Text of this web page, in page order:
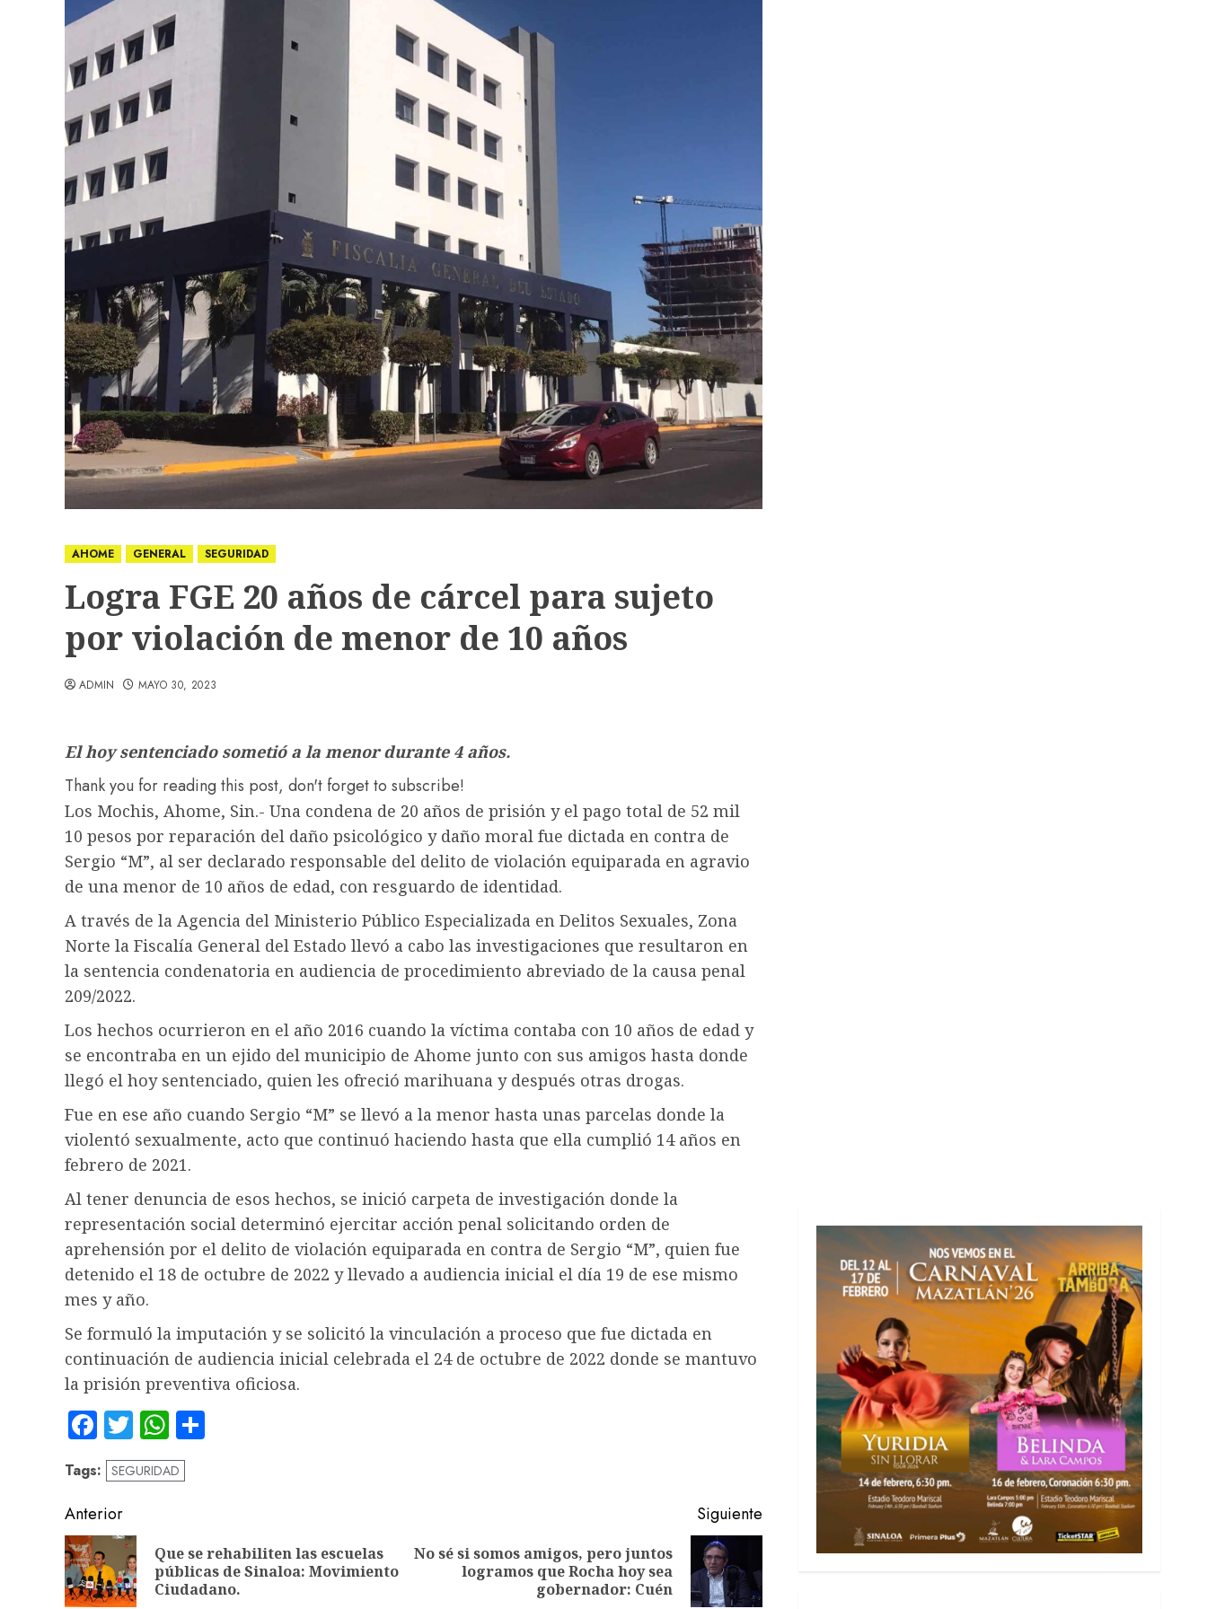
AHOME GENERAL SEGURIDAD
Logra FGE 20 años de cárcel para sujeto
por violación de menor de 10 años
ADMIN MAYO 30, 2023
El hoy sentenciado sometió a la menor durante 4 años.
Thank you for reading this post, don't forget to subscribe!
Los Mochis, Ahome, Sin.- Una condena de 20 años de prisión y el pago total de 52 mil
10 pesos por reparación del daño psicológico y daño moral fue dictada en contra de
Sergio “M”, al ser declarado responsable del delito de violación equiparada en agravio
de una menor de 10 años de edad, con resguardo de identidad.
A través de la Agencia del Ministerio Público Especializada en Delitos Sexuales, Zona
Norte la Fiscalía General del Estado llevó a cabo las investigaciones que resultaron en
la sentencia condenatoria en audiencia de procedimiento abreviado de la causa penal
209/2022.
Los hechos ocurrieron en el año 2016 cuando la víctima contaba con 10 años de edad y
se encontraba en un ejido del municipio de Ahome junto con sus amigos hasta donde
llegó el hoy sentenciado, quien les ofreció marihuana y después otras drogas.
Fue en ese año cuando Sergio “M” se llevó a la menor hasta unas parcelas donde la
violentó sexualmente, acto que continuó haciendo hasta que ella cumplió 14 años en
febrero de 2021.
Al tener denuncia de esos hechos, se inició carpeta de investigación donde la
representación social determinó ejercitar acción penal solicitando orden de
aprehensión por el delito de violación equiparada en contra de Sergio “M”, quien fue
detenido el 18 de octubre de 2022 y llevado a audiencia inicial el día 19 de ese mismo
mes y año.
Se formuló la imputación y se solicitó la vinculación a proceso que fue dictada en
continuación de audiencia inicial celebrada el 24 de octubre de 2022 donde se mantuvo
la prisión preventiva oficiosa.
Facebook
TwitterWhatsApp
Tags: SEGURIDAD
Navegación
de
entradas
Anterior
Entrada
Que se rehabiliten las escuelas
públicas de Sinaloa: Movimiento
Ciudadano.
Siguiente
Siguiente
No sé si somos amigos, pero juntos
logramos que Rocha hoy sea
gobernador: Cuén